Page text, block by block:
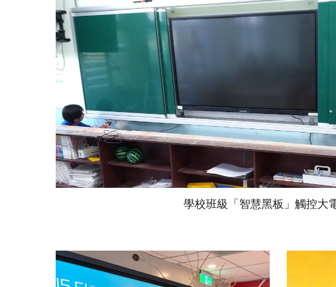
學校班級「智慧黑板」觸控大